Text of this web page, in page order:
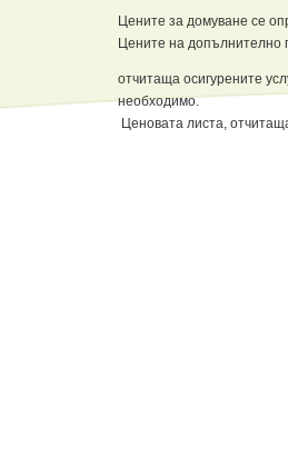
Цените за домуване се
Цените на допълнително
отчитаща осигурените
необходимо.
Ценовата листа,